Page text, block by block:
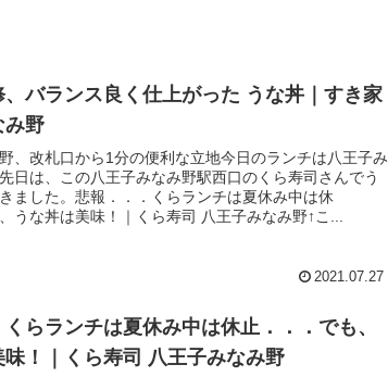
、バランス良く仕上がった うな丼｜すき家
み野
、改札口から1分の便利な立地今日のランチは八王子み
日は、この八王子みなみ野駅西口のくら寿司さんでう
ました。悲報．．．くらランチは夏休み中は休
うな丼は美味！｜くら寿司 八王子みなみ野↑こ...
2021.07.27
らランチは夏休み中は休止．．．でも、
味！｜くら寿司 八王子みなみ野